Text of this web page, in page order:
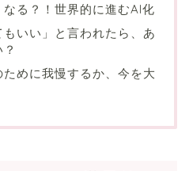
る？！世界的に進むAI化
もいい」と言われたら、あ
めに我慢するか、今を大